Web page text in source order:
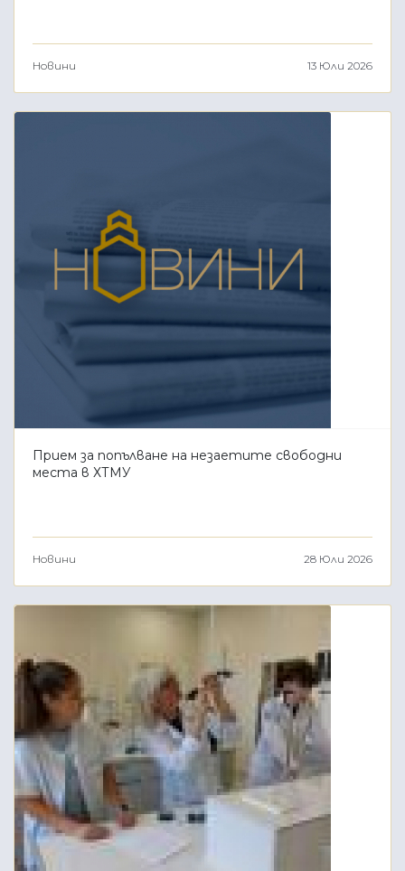
Новини 13 Юли 2026
Прием за попълване на незаетите свободни
места в ХТМУ
Новини 28 Юли 2026